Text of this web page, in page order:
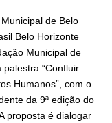
de Belo
Belo Horizonte
Municipal de
“Confluir
Humanos”, com o
da 9ª edição do
proposta é dialogar